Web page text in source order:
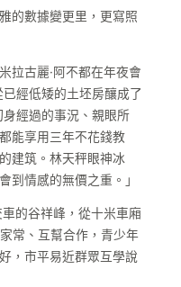
的數據變更里，更寫照
拉古麗·阿不都在年夜會
已經低矮的土坯房釀成了
身經過的事況、親眼所
能享用三年不花錢教
建筑。林天秤眼神冰
到情感的無價之重。」
的谷祥峰，從十米車廂
常、互幫合作，青少年
，市平易近群眾互學說